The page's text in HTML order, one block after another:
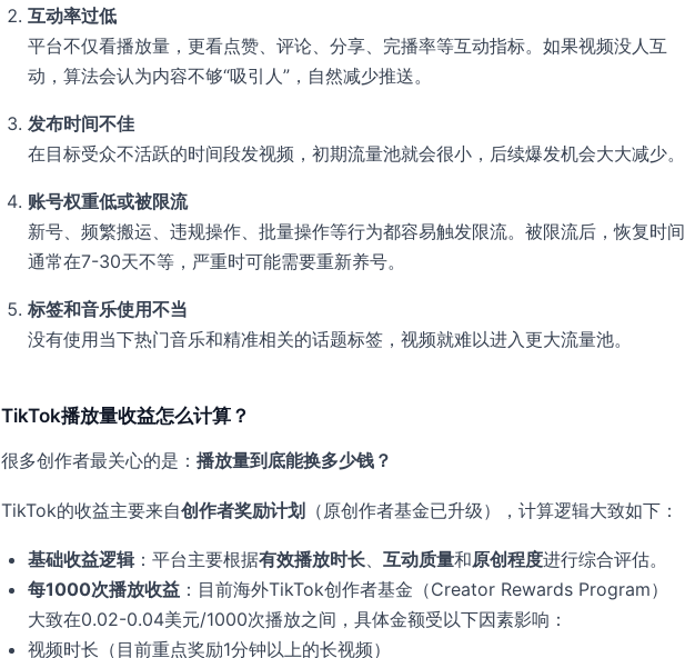
互动率过低
平台不仅看播放量，更看点赞、评论、分享、完播率等互动指标。如果视频没人互
动，算法会认为内容不够“吸引人”，自然减少推送。
发布时间不佳
在目标受众不活跃的时间段发视频，初期流量池就会很小，后续爆发机会大大减少。
账号权重低或被限流
新号、频繁搬运、违规操作、批量操作等行为都容易触发限流。被限流后，恢复时间
通常在7-30天不等，严重时可能需要重新养号。
标签和音乐使用不当
没有使用当下热门音乐和精准相关的话题标签，视频就难以进入更大流量池。
TikTok播放量收益怎么计算？
很多创作者最关心的是： 播放量到底能换多少钱？
TikTok的收益主要来自创作者奖励计划 （原创作者基金已升级），计算逻辑大致如下：
基础收益逻辑：平台主要根据有效播放时长、 互动质量和原创程度进行综合评估。
每1000次播放收益 ：目前海外TikTok创作者基金（Creator Rewards Program）
大致在0.02-0.04美元/1000次播放之间，具体金额受以下因素影响：
视频时长（目前重点奖励1分钟以上的长视频）